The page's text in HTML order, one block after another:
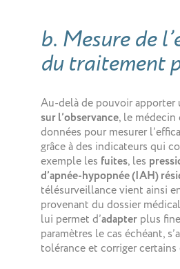
b. Mesure de
du traitement
Au-delà de pouvoir apporter
sur l’observance, le médecin
données pour mesurer
grâce à des indicateurs qui
exemple les fuites, les
d’apnée-hypopnée (IAH)
télésurveillance vient ainsi
provenant du dossier
lui permet d’adapter plus
paramètres le cas échéant,
tolérance et corriger